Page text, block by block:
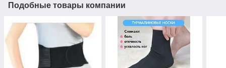
Подобные товары компании